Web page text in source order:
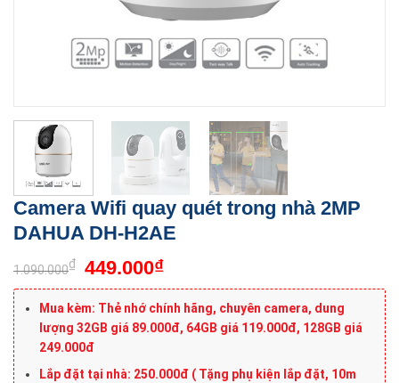
Camera Wifi quay quét trong nhà 2MP
DAHUA DH-H2AE
1.090.000₫ 449.000₫
Mua kèm: Thẻ nhớ chính hãng, chuyên camera, dung
lượng 32GB giá 89.000đ, 64GB giá 119.000đ, 128GB giá
249.000đ
Lắp đặt tại nhà: 250.000đ ( Tặng phụ kiện lắp đặt, 10m